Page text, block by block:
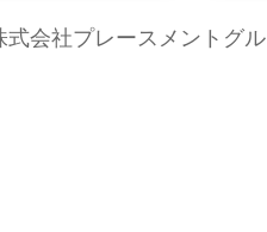
会社プレースメントグ